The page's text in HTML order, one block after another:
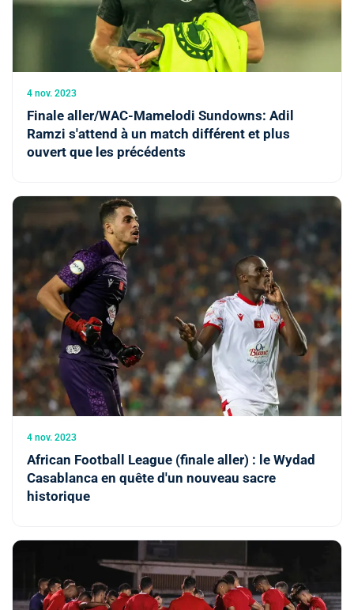
4 nov. 2023
Finale aller/WAC-Mamelodi Sundowns: Adil
Ramzi s'attend à un match différent et plus
ouvert que les précédents
4 nov. 2023
African Football League (finale aller) : le Wydad
Casablanca en quête d'un nouveau sacre
historique